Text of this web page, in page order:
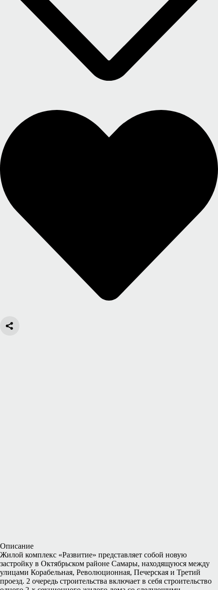
Описание
Жилой комплекс «Развитие» представляет собой новую
застройку в Октябрьском районе Самары, находящуюся между
улицами Корабельная, Революционная, Печерская и Третий
проезд. 2 очередь строительства включает в себя строительство